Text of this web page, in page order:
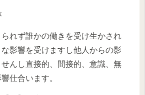
られず誰かの働きを受け生かされ
影響を受けますし他人からの影
んし直接的、間接的、意識、無
仕合います。